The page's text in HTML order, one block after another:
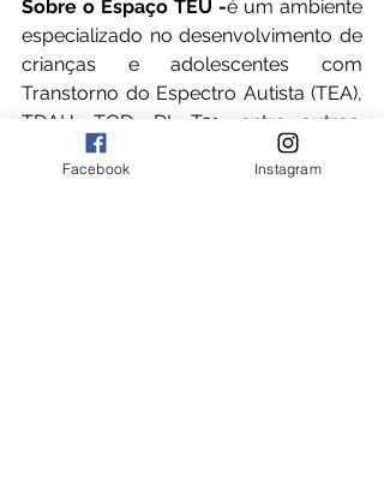
Sobre o Espaço TEU -é um ambiente
especializado no desenvolvimento de
crianças e adolescentes com
Transtorno do Espectro Autista (TEA),
TDAH, TOD, DI, T21, entre outros.
Conta com uma equipe
interdisciplinar qualificada, composta
Facebook Instagram